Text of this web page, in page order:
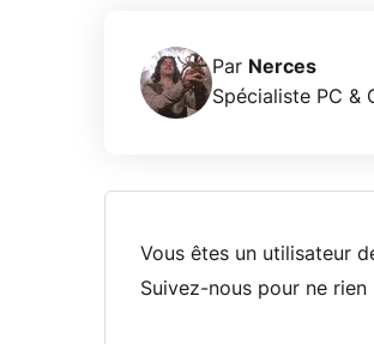
Par Nerces
Spécialiste PC &
Vous êtes un utilisateur
Suivez-nous pour ne